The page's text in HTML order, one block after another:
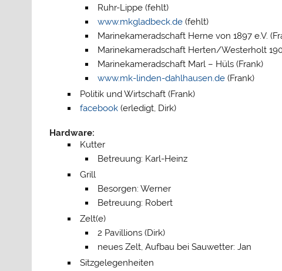
Ruhr-Lippe (fehlt)
www.mkgladbeck.de (fehlt)
Marinekameradschaft Herne von 1897 e.V.
Marinekameradschaft Herten/Westerholt
Marinekameradschaft Marl – Hüls (Frank)
www.mk-linden-dahlhausen.de (Frank)
Politik und Wirtschaft (Frank)
facebook(erledigt, Dirk)
Hardware:
Kutter
Betreuung: Karl-Heinz
Grill
Besorgen: Werner
Betreuung: Robert
Zelt(e)
2 Pavillions (Dirk)
neues Zelt, Aufbau bei Sauwetter: Jan
Sitzgelegenheiten